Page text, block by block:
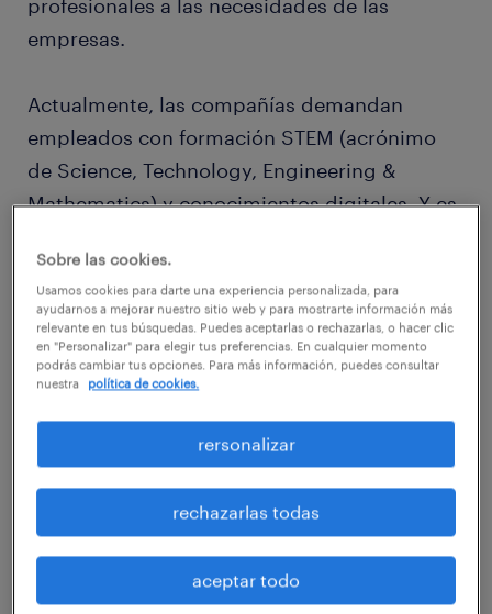
profesionales a las necesidades de las
empresas.
Actualmente, las compañías demandan
empleados con formación STEM (acrónimo
de Science, Technology, Engineering &
Mathematics) y conocimientos digitales. Y es
posibilidades en el ámbito laboral han
aumentado significativamente en los últimos
años, lo que ha incrementado notablemente
el optimismo de los trabajadores ante las
adquisición de competencias y
conocimientos digitales se posiciona como
indispensable para los profesionales.
Aprendizaje continuo y formación en
competencias digitales
Sobre las cookies.
Usamos cookies para darte una experiencia personalizada, para
ayudarnos a mejorar nuestro sitio web y para mostrarte información más
relevante en tus búsquedas. Puedes aceptarlas o rechazarlas, o hacer clic
en "Personalizar" para elegir tus preferencias. En cualquier momento
podrás cambiar tus opciones. Para más información, puedes consultar
nuestra
política de cookies.
rersonalizar
rechazarlas todas
aceptar todo